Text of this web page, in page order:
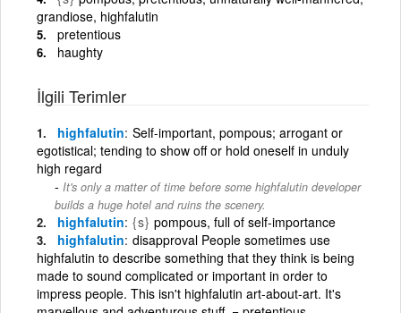
grandiose, highfalutin
pretentious
haughty
İlgili Terimler
highfalutin Self-important, pompous; arrogant or
egotistical; tending to show off or hold oneself in unduly
high regard
It's only a matter of time before some highfalutin developer
builds a huge hotel and ruins the scenery.
highfalutin {s} pompous, full of self-importance
highfalutin disapproval People sometimes use
highfalutin to describe something that they think is being
made to sound complicated or important in order to
impress people. This isn't highfalutin art-about-art. It's